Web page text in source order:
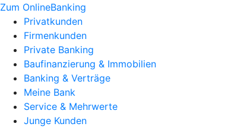
Zum OnlineBanking
Privatkunden
Firmenkunden
Private Banking
Baufinanzierung & Immobilien
Banking & Verträge
Meine Bank
Service & Mehrwerte
Junge Kunden